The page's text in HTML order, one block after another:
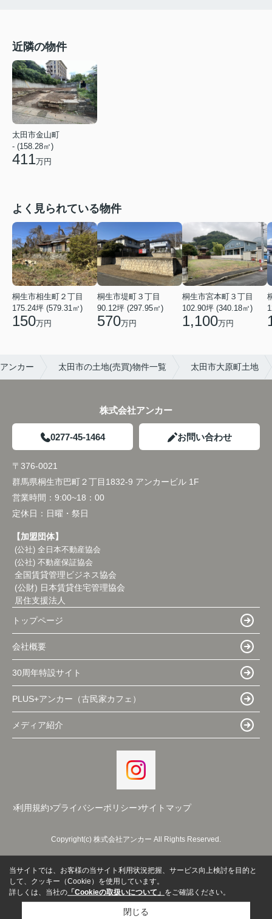
近隣の物件
太田市金山町
- (158.28㎡)
411万円
よく見られている物件
桐生市相生町２丁目
175.24坪 (579.31㎡)
150万円
桐生市堤町３丁目
90.12坪 (297.95㎡)
570万円
桐生市宮本町３丁目
102.90坪 (340.18㎡)
1,100万円
ンカー 太田市の土地(売買)物件一覧 太田市大原町土地
株式会社アンカー
0277-45-1464 お問い合わせ
〒376-0021
群馬県桐生市巴町２丁目1832-9 アンカービル 1F
営業時間： 9:00~18：00
定休日： 日曜・祭日
【加盟団体】
(公社) 全日本不動産協会
(公社) 不動産保証協会
全国賃貸管理ビジネス協会
(公財) 日本賃貸住宅管理協会
居住支援法人
トップページ
会社概要
30周年特設サイト
PLUS+アンカー（古民家カフェ）
メディア紹介
利用規約 プライバシーポリシー サイトマップ
Copyright(c) 株式会社アンカー All Rights Reserved.
当サイトでは、お客様の当サイト利用状況把握、サービス向上検討を目的と
して、クッキー（Cookie）を使用しています。
詳しくは、当社の 「Cookieの取扱いについて」 をご確認ください。
閉じる